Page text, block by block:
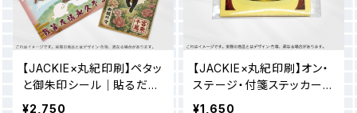
【JACKIE×丸紀印刷】ペタッ
と御朱印シール｜貼るだけ
でちょこっとご利益あるか
¥2,750
【JACKIE×丸紀印刷】オン・
ステージ・付箋ステッカー｜
いつもの付箋メモに貼るデ
¥1,650